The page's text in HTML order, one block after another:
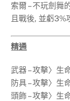
索爾 – 不玩劍舞
且戰後, 並虧3%
精通
武器 – 攻擊〉生
防具 – 攻擊〉生
頭飾 – 攻擊〉生